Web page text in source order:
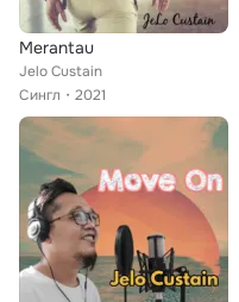
Merantau
Jelo Custain
Сингл
2021